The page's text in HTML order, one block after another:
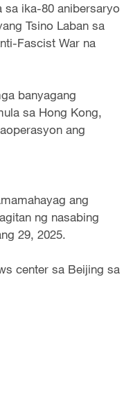
ika-80 anibersaryo
Tsino Laban sa
Fascist War na
banyagang
sa Hong Kong,
ang
ang
ng nasabing
29, 2025.
center sa Beijing sa